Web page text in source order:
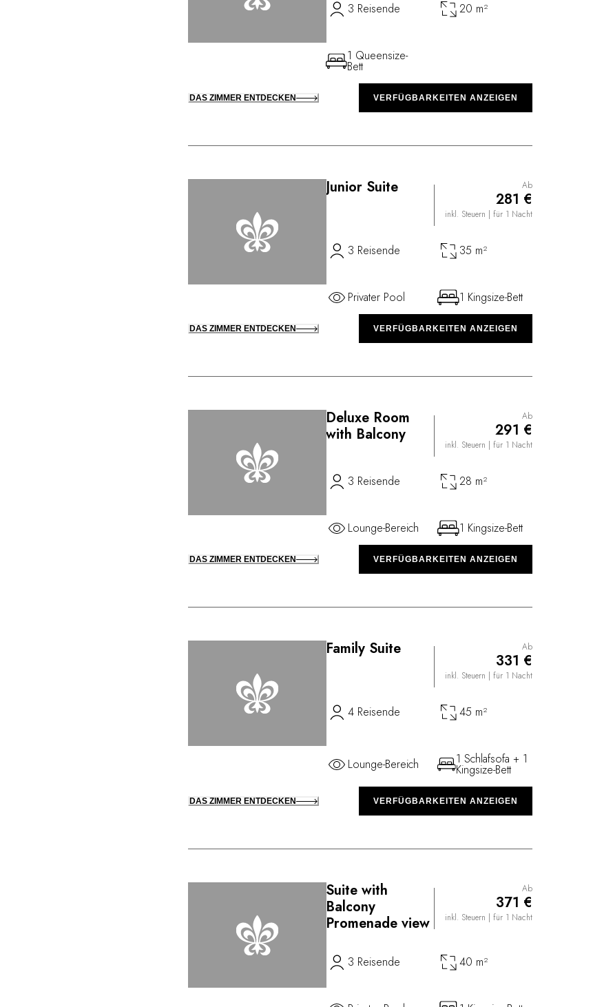
3 Reisende 20 m²
1 Queensize-
Bett
DAS ZIMMER ENTDECKEN VERFÜGBARKEITEN ANZEIGEN
Junior Suite Ab
281 €
inkl. Steuern | für 1 Nacht
3 Reisende 35 m²
Privater Pool 1 Kingsize-Bett
DAS ZIMMER ENTDECKEN VERFÜGBARKEITEN ANZEIGEN
Deluxe Room
with Balcony
Ab
291 €
inkl. Steuern | für 1 Nacht
3 Reisende 28 m²
Lounge-Bereich 1 Kingsize-Bett
DAS ZIMMER ENTDECKEN VERFÜGBARKEITEN ANZEIGEN
Family Suite Ab
331 €
inkl. Steuern | für 1 Nacht
4 Reisende 45 m²
Lounge-Bereich 1 Schlafsofa + 1
Kingsize-Bett
DAS ZIMMER ENTDECKEN VERFÜGBARKEITEN ANZEIGEN
Suite with
Balcony
Promenade view
Ab
371 €
inkl. Steuern | für 1 Nacht
3 Reisende 40 m²